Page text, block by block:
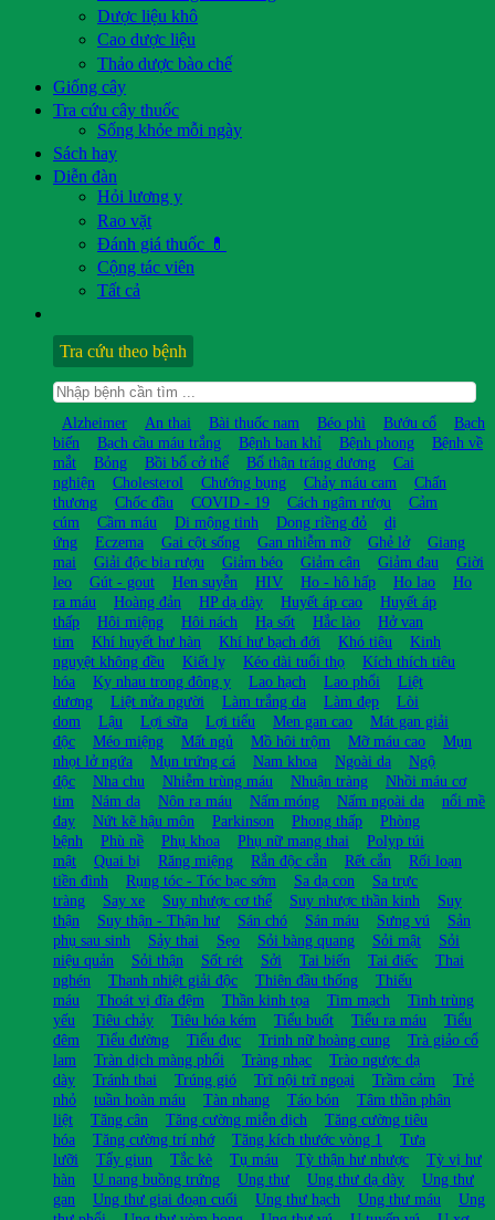
Dược liệu khô
Cao dược liệu
Thảo dược bào chế
Giống cây
Tra cứu cây thuốc
Sống khỏe mỗi ngày
Sách hay
Diễn đàn
Hỏi lương y
Rao vặt
Đánh giá thuốc 💊
Cộng tác viên
Tất cả
Tra cứu theo bệnh
Alzheimer An thai Bài thuốc nam Béo phì Bướu cổ
Bạch
biến
Bạch cầu máu trắng Bệnh ban khỉ Bệnh phong
Bệnh về
mắt
Bỏng Bồi bổ cở thể Bổ thận tráng dương
Cai
nghiện
Cholesterol Chướng bụng Chảy máu cam
Chấn
thương
Chốc đầu COVID - 19 Cách ngâm rượu
Cảm
cúm
Cầm máu Di mộng tinh Dong riềng đỏ
dị
ứng
Eczema Gai cột sống Gan nhiễm mỡ Ghẻ lở
Giang
mai
Giải độc bia rượu Giảm béo Giảm cân Giảm đau
Giời
leo
Gút - gout Hen suyễn HIV Ho - hô hấp Ho lao
Ho
ra máu
Hoàng đản HP dạ dày Huyết áp cao
Huyết áp
thấp
Hôi miệng Hôi nách Hạ sốt Hắc lào
Hở van
tim
Khí huyết hư hàn Khí hư bạch đới Khó tiêu
Kinh
nguyệt không đều
Kiết lỵ Kéo dài tuổi thọ
Kích thích tiêu
hóa
Kỵ nhau trong đông y Lao hạch Lao phổi
Liệt
dương
Liệt nửa người Làm trắng da Làm đẹp
Lòi
dom
Lậu Lợi sữa Lợi tiểu Men gan cao
Mát gan giải
độc
Méo miệng Mất ngủ Mồ hôi trộm Mỡ máu cao
Mụn
nhọt lở ngứa
Mụn trứng cá Nam khoa Ngoài da
Ngộ
độc
Nha chu Nhiễm trùng máu Nhuận tràng
Nhồi máu cơ
tim
Nám da Nôn ra máu Nấm móng Nấm ngoài da
nổi mề
đay
Nứt kẽ hậu môn Parkinson Phong thấp
Phòng
bệnh
Phù nề Phụ khoa Phụ nữ mang thai
Polyp túi
mật
Quai bị Răng miệng Rắn độc cắn Rết cắn
Rối loạn
tiền đình
Rụng tóc - Tóc bạc sớm Sa dạ con
Sa trực
tràng
Say xe Suy nhược cơ thể Suy nhược thần kinh
Suy
thận
Suy thận - Thận hư Sán chó Sán máu Sưng vú
Sản
phụ sau sinh
Sảy thai Sẹo Sỏi bàng quang Sỏi mật
Sỏi
niệu quản
Sỏi thận Sốt rét Sởi Tai biến Tai điếc
Thai
nghén
Thanh nhiệt giải độc Thiên đầu thống
Thiếu
máu
Thoát vị đĩa đệm Thần kinh tọa Tim mạch
Tinh trùng
yếu
Tiêu chảy Tiêu hóa kém Tiểu buốt Tiểu ra máu
Tiểu
đêm
Tiểu đường Tiểu đục Trinh nữ hoàng cung
Trà giảo cổ
lam
Tràn dịch màng phổi Tràng nhạc
Trào ngược dạ
dày
Tránh thai Trúng gió Trĩ nội trĩ ngoại Trầm cảm
Trẻ
nhỏ
tuần hoàn máu Tàn nhang Táo bón
Tâm thần phân
liệt
Tăng cân Tăng cường miễn dịch
Tăng cường tiêu
hóa
Tăng cường trí nhớ Tăng kích thước vòng 1
Tưa
lưỡi
Tẩy giun Tắc kè Tụ máu Tỳ thận hư nhược
Tỳ vị hư
hàn
U nang buồng trứng Ung thư Ung thư dạ dày
Ung thư
gan
Ung thư giai đoạn cuối Ung thư hạch Ung thư máu
Ung